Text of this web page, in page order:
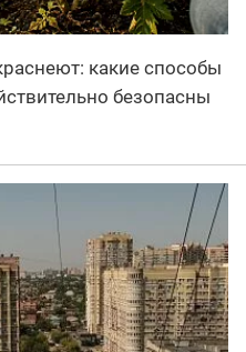
какие способы
безопасны